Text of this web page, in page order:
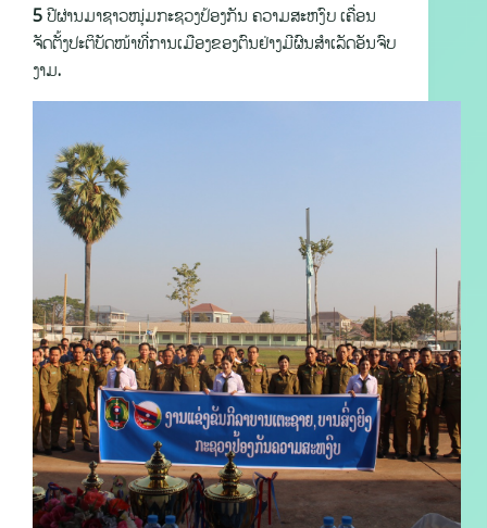
5 ປີຜ່ານມາຊາວໜຸ່ມກະຊວງປ້ອງກັນ ຄວາມສະຫງົບ ເຄື່ອນ
ຈັດຕັ້ງປະຕິບັດໜ້າທີ່ການເມືອງຂອງຕົນຢ່າງມີຜົນສໍາເລັດອັນຈົບ
ງາມ.